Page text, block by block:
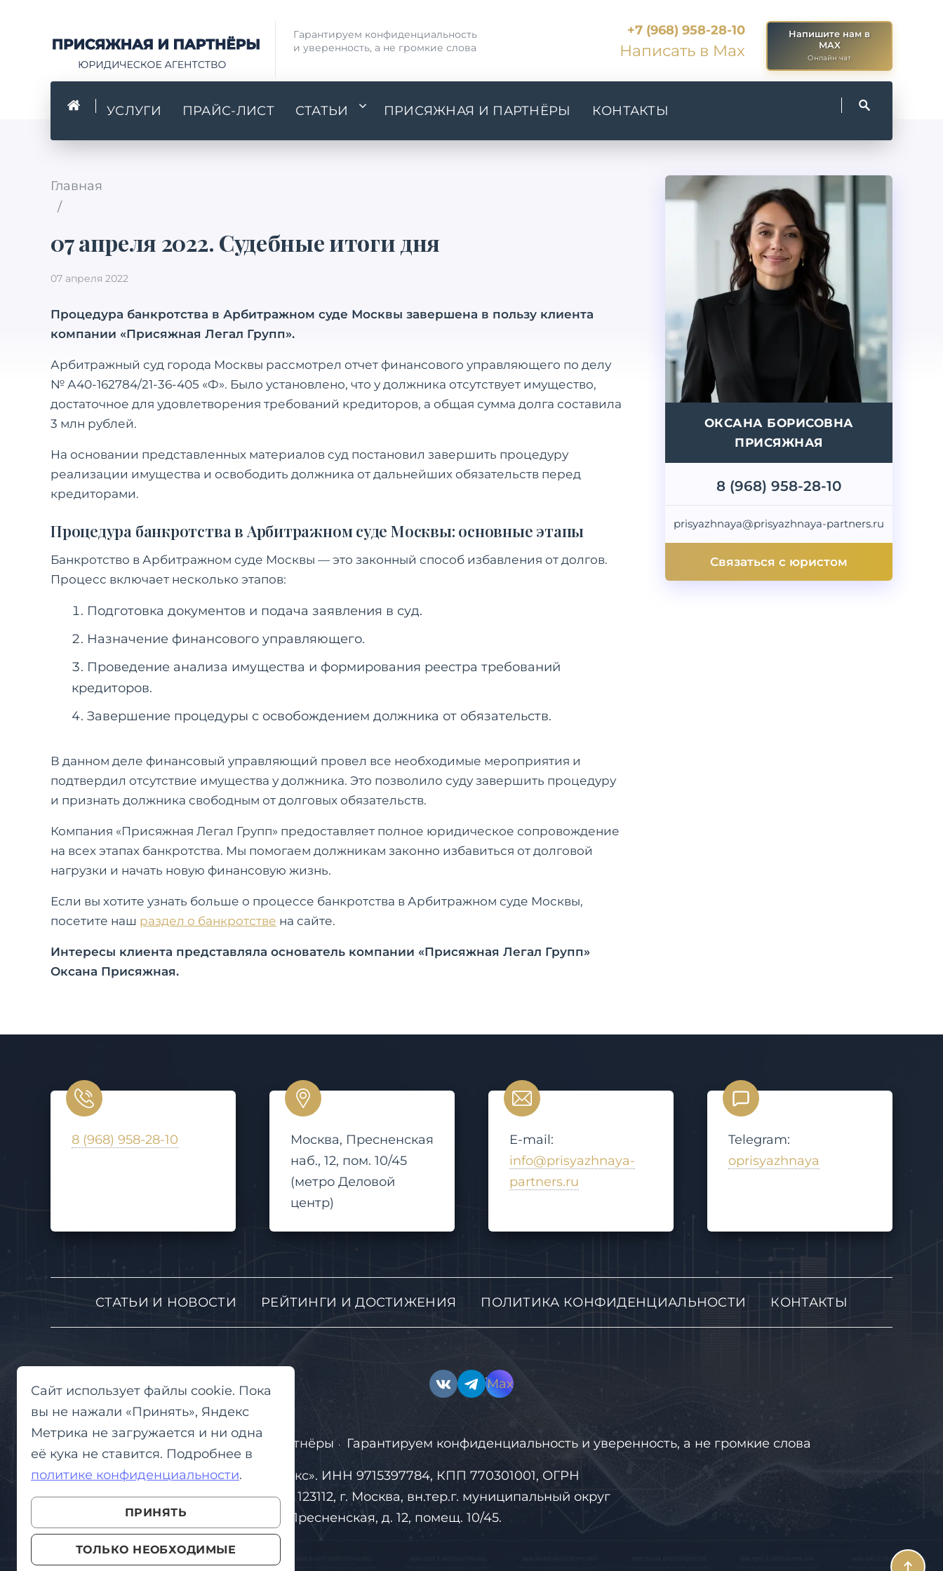
Гарантируем конфиденциальность
и уверенность, а не громкие слова
+7 (968) 958-28-10
Написать в Max
Напишите нам в
MAX
Онлайн чат
УСЛУГИ ПРАЙС-ЛИСТ СТАТЬИ ПРИСЯЖНАЯ И ПАРТНЁРЫ КОНТАКТЫ
Главная
/
07 апреля 2022. Судебные итоги дня
07 апреля 2022
Процедура банкротства в Арбитражном суде Москвы завершена в пользу клиента
компании «Присяжная Легал Групп».
Арбитражный суд города Москвы рассмотрел отчет финансового управляющего по делу
№ А40-162784/21-36-405 «Ф». Было установлено, что у должника отсутствует имущество,
достаточное для удовлетворения требований кредиторов, а общая сумма долга составила
3 млн рублей.
На основании представленных материалов суд постановил завершить процедуру
реализации имущества и освободить должника от дальнейших обязательств перед
кредиторами.
Процедура банкротства в Арбитражном суде Москвы: основные этапы
Банкротство в Арбитражном суде Москвы — это законный способ избавления от долгов.
Процесс включает несколько этапов:
Подготовка документов и подача заявления в суд.
Назначение финансового управляющего.
Проведение анализа имущества и формирования реестра требований
кредиторов.
Завершение процедуры с освобождением должника от обязательств.
В данном деле финансовый управляющий провел все необходимые мероприятия и
подтвердил отсутствие имущества у должника. Это позволило суду завершить процедуру
и признать должника свободным от долговых обязательств.
Компания «Присяжная Легал Групп» предоставляет полное юридическое сопровождение
на всех этапах банкротства. Мы помогаем должникам законно избавиться от долговой
нагрузки и начать новую финансовую жизнь.
Если вы хотите узнать больше о процессе банкротства в Арбитражном суде Москвы,
посетите наш раздел о банкротстве на сайте.
Интересы клиента представляла основатель компании «Присяжная Легал Групп»
Оксана Присяжная.
ОКСАНА БОРИСОВНА
ПРИСЯЖНАЯ
8 (968) 958-28-10
prisyazhnaya@prisyazhnaya-partners.ru
Связаться с юристом
8 (968) 958-28-10
Москва, Пресненская
наб., 12, пом. 10/45
(метро Деловой
центр)
E-mail:
info@prisyazhnaya-
partners.ru
Telegram:
oprisyazhnaya
СТАТЬИ И НОВОСТИ РЕЙТИНГИ И ДОСТИЖЕНИЯ ПОЛИТИКА КОНФИДЕНЦИАЛЬНОСТИ КОНТАКТЫ
Max
2026 Присяжная и Партнёры · Гарантируем конфиденциальность и уверенность, а не громкие слова
Сайт принадлежит ООО «Вейлекс». ИНН 9715397784, КПП 770301001, ОГРН
1217700096085. Юридический адрес: 123112, г. Москва, вн.тер.г. муниципальный округ
Пресненский, наб. Пресненская, д. 12, помещ. 10/45.
Сайт использует файлы cookie. Пока
вы не нажали «Принять», Яндекс
Метрика не загружается и ни одна
её кука не ставится. Подробнее в
политике конфиденциальности.
ПРИНЯТЬ
ТОЛЬКО НЕОБХОДИМЫЕ